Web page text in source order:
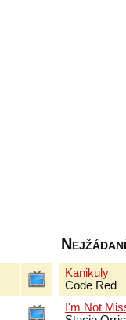
Kanikuly
Code Red
I'm Not